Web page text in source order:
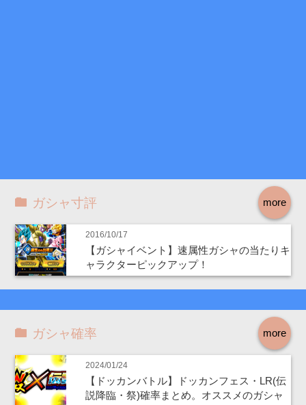
more
ガシャ寸評
2016/10/17
【ガシャイベント】速属性ガシャの当たりキ
ャラクターピックアップ！
more
ガシャ確率
2024/01/24
【ドッカンバトル】ドッカンフェス・LR(伝
説降臨・祭)確率まとめ。オススメのガシャ